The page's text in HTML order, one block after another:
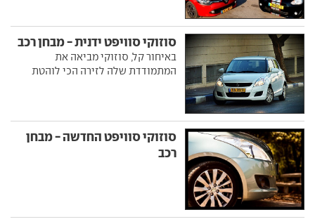
סוזוקי סוויפט ידנית - מבחן רכב
באיחור קל, סוזוקי מביאה את
המתמודדת שלה לזירה הכי לוהטת
סוזוקי סוויפט החדשה - מבחן
רכב